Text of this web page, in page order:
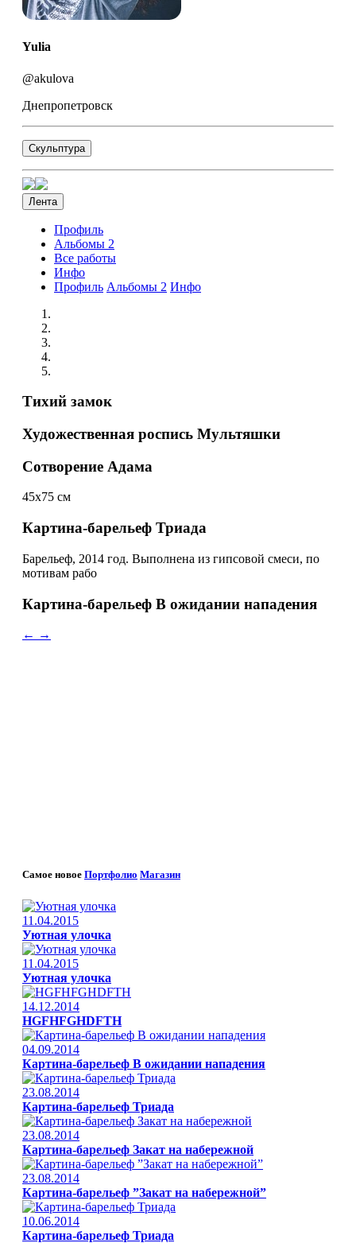
Yulia
@akulova
Днепропетровск
Скульптура
Лента
Профиль
Альбомы 2
Все работы
Инфо
Профиль Альбомы 2 Инфо
Тихий замок
Художественная роспись Мультяшки
Сотворение Адама
45х75 см
Картина-барельеф Триада
Барельеф, 2014 год. Выполнена из гипсовой смеси, по
мотивам рабо
Картина-барельеф В ожидании нападения
← →
Самое новое Портфолио Магазин
11.04.2015
Уютная улочка
11.04.2015
Уютная улочка
14.12.2014
HGFHFGHDFTH
04.09.2014
Картина-барельеф В ожидании нападения
23.08.2014
Картина-барельеф Триада
23.08.2014
Картина-барельеф Закат на набережной
23.08.2014
Картина-барельеф ”Закат на набережной”
10.06.2014
Картина-барельеф Триада